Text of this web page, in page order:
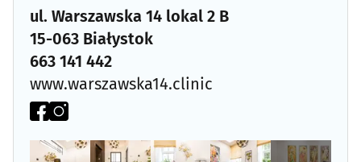
Okulistyka(30)
Ortodoncja
Ortopedia
ul. Warszawska 14 lokal 2 B
15-063 Białystok
663 141 442
www.warszawska14.clinic